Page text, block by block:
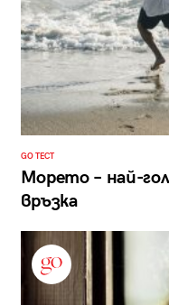
GO ТЕСТ
Морето – най-
връзка